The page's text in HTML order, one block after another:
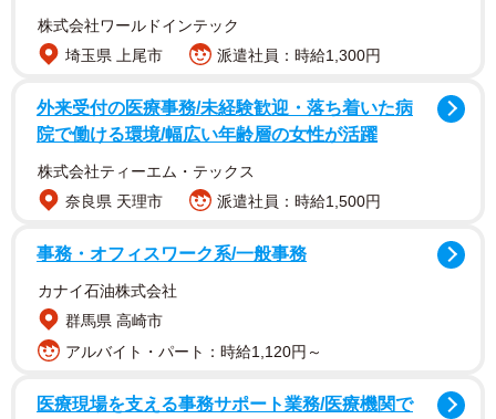
株式会社ワールドインテック
埼玉県 上尾市
派遣社員：時給1,300円
外来受付の医療事務/未経験歓迎・落ち着いた病
院で働ける環境/幅広い年齢層の女性が活躍
株式会社ティーエム・テックス
奈良県 天理市
派遣社員：時給1,500円
事務・オフィスワーク系/一般事務
カナイ石油株式会社
群馬県 高崎市
アルバイト・パート：時給1,120円～
医療現場を支える事務サポート業務/医療機関で